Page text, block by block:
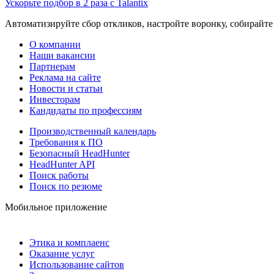
Ускорьте подбор в 2 раза с Talantix
Автоматизируйте сбор откликов, настройте воронку,
О компании
Наши вакансии
Партнерам
Реклама на сайте
Новости и статьи
Инвесторам
Кандидаты по профессиям
Производственный календарь
Требования к ПО
Безопасный HeadHunter
HeadHunter API
Поиск работы
Поиск по резюме
Мобильное приложение
Этика и комплаенс
Оказание услуг
Использование сайтов